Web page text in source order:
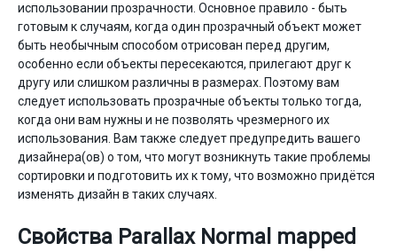
использовании прозрачности. Основное правило - быть
готовым к случаям, когда один прозрачный объект может
быть необычным способом отрисован перед другим,
особенно если объекты пересекаются, прилегают друг к
другу или слишком различны в размерах. Поэтому вам
следует использовать прозрачные объекты только тогда,
когда они вам нужны и не позволять чрезмерного их
использования. Вам также следует предупредить вашего
дизайнера(ов) о том, что могут возникнуть такие проблемы
сортировки и подготовить их к тому, что возможно придётся
изменять дизайн в таких случаях.
Свойства Parallax Normal mapped